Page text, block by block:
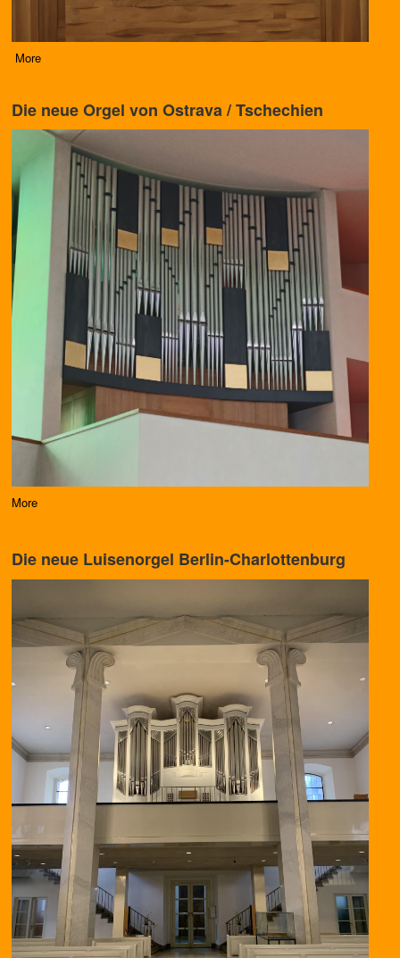
More
Die neue Orgel von Ostrava / Tschechien
More
Die neue Luisenorgel Berlin-Charlottenburg